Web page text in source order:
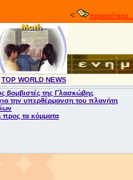
< περισσότερα...
TOP WORLD NEWS
βομβιστές της Γλασκώβης
την υπερθέρμανση του πλανήτη
προς τα κόμματα